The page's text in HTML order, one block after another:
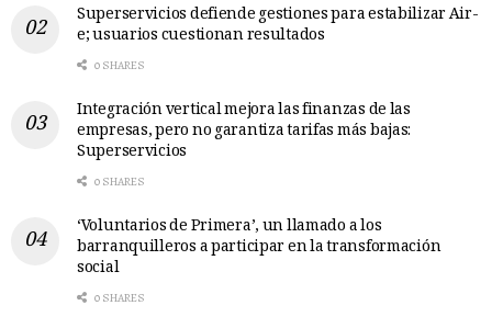
Superservicios defiende gestiones para estabilizar Air-
e; usuarios cuestionan resultados
0 SHARES
Integración vertical mejora las finanzas de las
empresas, pero no garantiza tarifas más bajas:
Superservicios
0 SHARES
‘Voluntarios de Primera’, un llamado a los
barranquilleros a participar en la transformación
social
0 SHARES